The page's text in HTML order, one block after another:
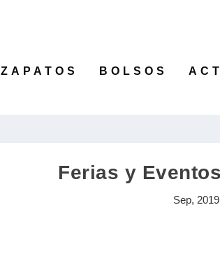
ZAPATOS BOLSOS
Ferias y
Sep, 2019